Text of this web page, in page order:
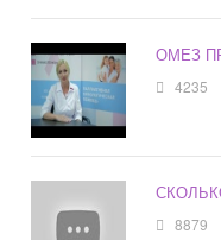
ОМЕЗ
4235
8879